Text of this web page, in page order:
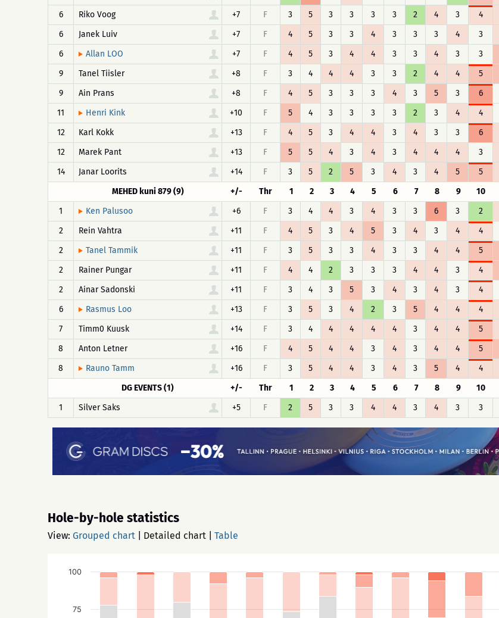
6
Riko Voog +7 F 3 5 3 3 3 3 2 4 3 4
6
Janek Luiv +7 F 4 5 3 3 4 3 3 3 4 3
6
Allan LOO +7 F 4 5 3 4 4 3 3 4 3 3
9
Tanel Tiisler +8 F 3 4 4 4 3 3 2 4 4 5
9
Ain Prans +8 F 4 5 3 3 3 4 3 5 3 6
11
Henri Kink +10 F 5 4 3 3 3 3 2 3 4 4
12
Karl Kokk +13 F 4 5 3 4 4 3 4 3 3 6
12
Marek Pant +13 F 5 5 4 3 4 3 4 4 4 3
14
Janar Loorits +14 F 3 5 2 5 3 4 3 4 5 5
MEHED kuni 879 (9)
+/- Thr 1 2 3 4 5 6 7 8 9 10
1
Ken Palusoo +6 F 3 4 4 3 4 3 3 6 3 2
2
Rein Vahtra +11 F 4 5 3 4 5 3 4 3 4 4
2
Tanel Tammik +11 F 3 5 3 3 4 3 3 4 4 5
2
Rainer Pungar +11 F 4 4 2 3 3 3 4 4 3 4
2
Ainar Sadonski +11 F 3 4 3 5 3 4 3 4 3 4
6
Rasmus Loo +13 F 3 5 3 4 2 3 5 4 4 4
7
Timm0 Kuusk +14 F 3 4 4 4 4 4 3 4 4 5
8
Anton Letner +16 F 4 5 4 4 3 4 3 4 4 5
8
Rauno Tamm +16 F 3 5 4 4 3 4 3 5 4 4
DG EVENTS (1)
+/- Thr 1 2 3 4 5 6 7 8 9 10
1
Silver Saks +5 F 2 5 3 3 4 4 3 4 3 3
Hole-by-hole statistics
View: Grouped chart Detailed chart Table
75
100